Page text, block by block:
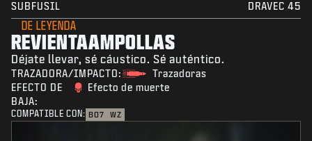
SUBFUSIL DRAVEC 45
DE LEYENDA
REVIENTAAMPOLLAS
Déjate llevar, sé cáustico. Sé auténtico.
TRAZADORA/IMPACTO:
Trazadoras
EFECTO DE
BAJA:
Efecto de muerte
COMPATIBLE CON: BO7 WZ